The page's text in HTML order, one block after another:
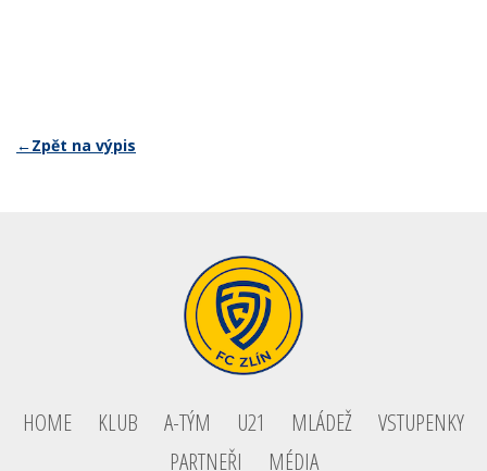
←Zpět na výpis
HOME KLUB A-TÝM U21 MLÁDEŽ
VSTUPENKY
PARTNEŘI
MÉDIA